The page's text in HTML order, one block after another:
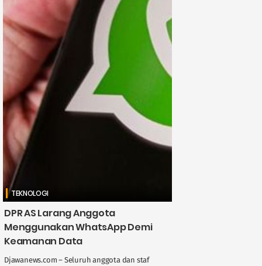
TEKNOLOGI
DPR AS Larang Anggota
Menggunakan WhatsApp Demi
Keamanan Data
Djawanews.com – Seluruh anggota dan staf